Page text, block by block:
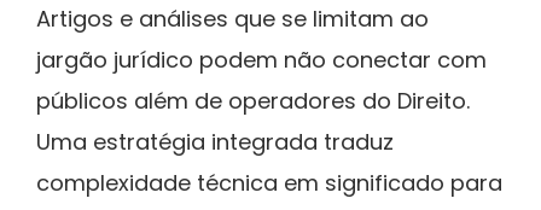
Artigos e análises que se limitam ao
jargão jurídico podem não conectar com
públicos além de operadores do Direito.
Uma estratégia integrada traduz
complexidade técnica em significado para